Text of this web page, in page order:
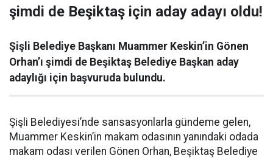
şimdi de Beşiktaş için aday adayı oldu!
Şişli Belediye Başkanı Muammer Keskin’in Gönen
Orhan’ı şimdi de Beşiktaş Belediye Başkan aday
adaylığı için başvuruda bulundu.
Şişli Belediyesi’nde sansasyonlarla gündeme gelen,
Muammer Keskin’in makam odasının yanındaki odada
makam odası verilen Gönen Orhan, Beşiktaş Belediye